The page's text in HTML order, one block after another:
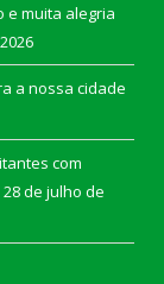
e muita alegria
a nossa cidade
com
28 de julho de